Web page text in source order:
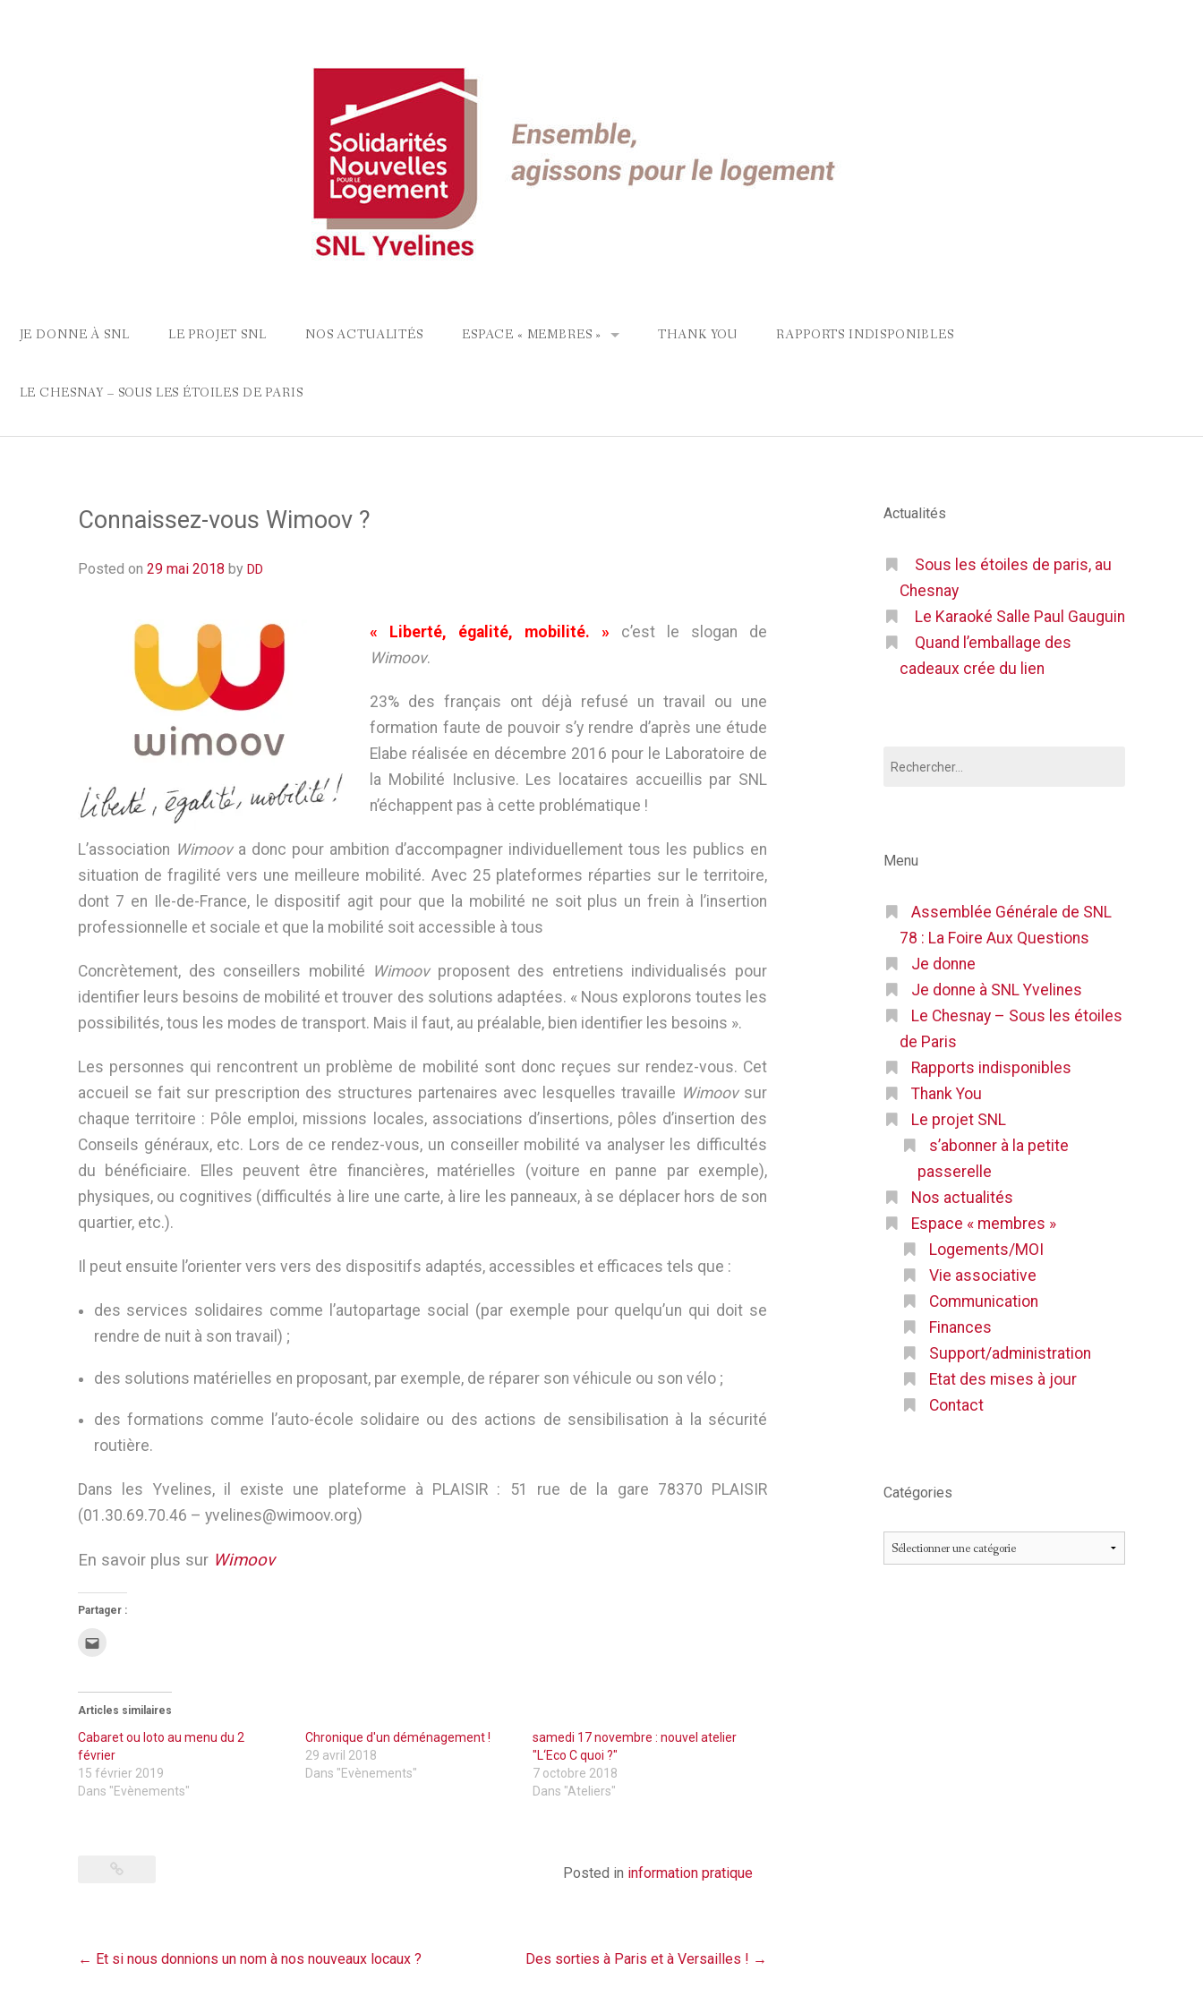
JE DONNE À SNL LE PROJET SNL NOS ACTUALITÉS ESPACE « MEMBRES »
CONTACT
THANK YOU RAPPORTS INDISPONIBLES
LE CHESNAY – SOUS LES ÉTOILES DE PARIS
Connaissez-vous Wimoov ?
Posted on 29 mai 2018 by DD
« Liberté, égalité, mobilité. » c’est le slogan de
Wimoov.
23% des français ont déjà refusé un travail ou une
formation faute de pouvoir s’y rendre d’après une étude
Elabe réalisée en décembre 2016 pour le Laboratoire de
la Mobilité Inclusive. Les locataires accueillis par SNL
n’échappent pas à cette problématique !
L’association Wimoova donc pour ambition d’accompagner individuellement tous les publics en
situation de fragilité vers une meilleure mobilité. Avec 25 plateformes réparties sur le territoire,
dont 7 en Ile-de-France, le dispositif agit pour que la mobilité ne soit plus un frein à l’insertion
professionnelle et sociale et que la mobilité soit accessible à tous
Concrètement, des conseillers mobilité Wimoovproposent des entretiens individualisés pour
identifier leurs besoins de mobilité et trouver des solutions adaptées. « Nous explorons toutes les
possibilités, tous les modes de transport. Mais il faut, au préalable, bien identifier les besoins ».
Les personnes qui rencontrent un problème de mobilité sont donc reçues sur rendez-vous. Cet
accueil se fait sur prescription des structures partenaires avec lesquelles travaille Wimoovsur
chaque territoire : Pôle emploi, missions locales, associations d’insertions, pôles d’insertion des
Conseils généraux, etc. Lors de ce rendez-vous, un conseiller mobilité va analyser les difficultés
du bénéficiaire. Elles peuvent être financières, matérielles (voiture en panne par exemple),
physiques, ou cognitives (difficultés à lire une carte, à lire les panneaux, à se déplacer hors de son
quartier, etc.).
Il peut ensuite l’orienter vers vers des dispositifs adaptés, accessibles et efficaces tels que :
des services solidaires comme l’autopartage social (par exemple pour quelqu’un qui doit se
rendre de nuit à son travail) ;
des solutions matérielles en proposant, par exemple, de réparer son véhicule ou son vélo ;
des formations comme l’auto-école solidaire ou des actions de sensibilisation à la sécurité
routière.
Dans les Yvelines, il existe une plateforme à PLAISIR : 51 rue de la gare 78370 PLAISIR
(01.30.69.70.46 – yvelines@wimoov.org)
En savoir plus sur Wimoov
Partager :
mail
à
un
dans
une
nouvelle
fenêtre)
Articles similaires
Cabaret ou loto au menu du 2
février
15 février 2019
Dans "Evènements"
Chronique d'un déménagement !
29 avril 2018
Dans "Evènements"
samedi 17 novembre : nouvel atelier
"L‘Eco C quoi ?"
7 octobre 2018
Dans "Ateliers"
Posted in information pratique
Post
← Et si nous donnions un nom à nos nouveaux locaux ? Des sorties à Paris et à Versailles ! →
Actualités
Sous les étoiles de paris, au
Chesnay
Le Karaoké Salle Paul Gauguin
Quand l’emballage des
cadeaux crée du lien
Menu
Assemblée Générale de SNL
78 : La Foire Aux Questions
Je donne
Je donne à SNL Yvelines
Le Chesnay – Sous les étoiles
de Paris
Rapports indisponibles
Thank You
Le projet SNL
s’abonner à la petite
passerelle
Nos actualités
Espace « membres »
Logements/MOI
Vie associative
Communication
Finances
Support/administration
Etat des mises à jour
Contact
Catégories